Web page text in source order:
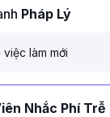
Pháp Lý
làm mới
Nhắc Phí Trễ